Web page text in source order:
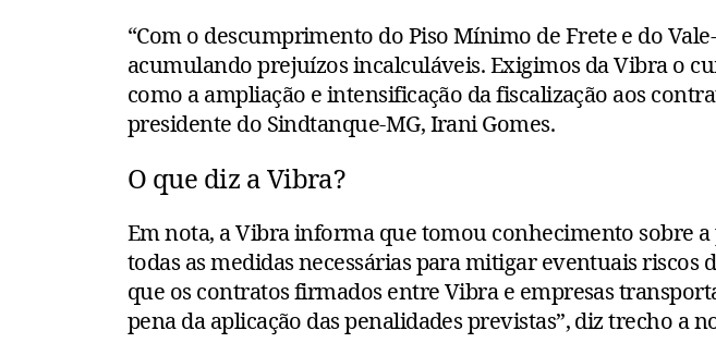
“Com o descumprimento do Piso Mínimo de Frete e do
acumulando prejuízos incalculáveis. Exigimos da Vibra o
como a ampliação e intensificação da fiscalização aos
presidente do Sindtanque-MG, Irani Gomes.
O que diz a Vibra?
Em nota, a Vibra informa que tomou conhecimento sobre
todas as medidas necessárias para mitigar eventuais riscos
que os contratos firmados entre Vibra e empresas
pena da aplicação das penalidades previstas”, diz trecho a